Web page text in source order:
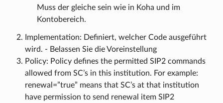
Muss der gleiche sein wie in Koha und im
Kontobereich.
Implementation: Definiert, welcher Code ausgeführt
wird. - Belassen Sie die Voreinstellung
Policy: Policy defines the permitted SIP2 commands
allowed from SC’s in this institution. For example:
renewal=”true” means that SC’s at that institution
have permission to send renewal item SIP2